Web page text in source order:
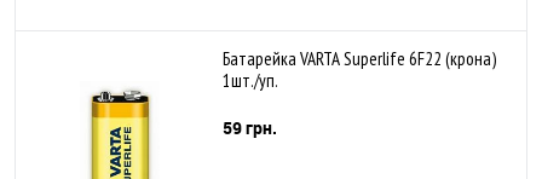
Батарейка VARTA Superlife 6F22 (крона)
1шт./уп.
59 грн.